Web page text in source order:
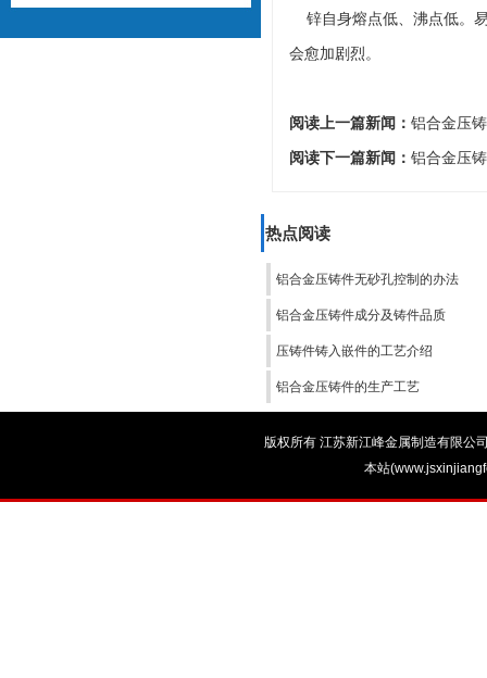
锌自身熔点低、沸点低。
会愈加剧烈。
阅读上一篇新闻： 铝合金压
阅读下一篇新闻： 铝合金压
热点阅读
铝合金压铸件无砂孔控制的办法
铝合金压铸件成分及铸件品质
压铸件铸入嵌件的工艺介绍
铝合金压铸件的生产工艺
版权所有 江苏新江峰金属制造有限公
本站